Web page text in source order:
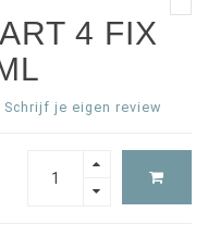
4 FIX
Schrijf je eigen review